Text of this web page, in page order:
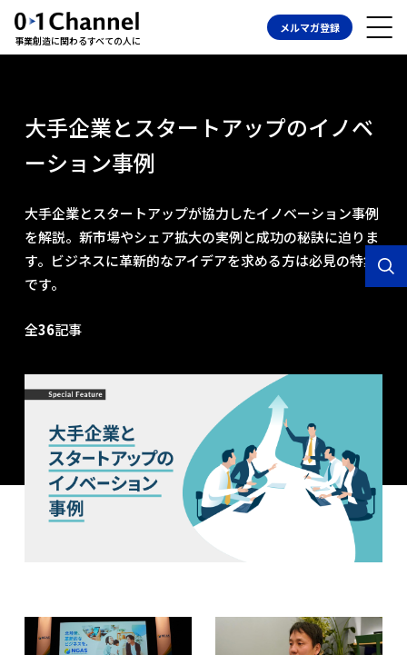
事業創造に関わるすべての人に
メルマガ登録
大手企業とスタートアップのイノベ
ーション事例
大手企業とスタートアップが協力したイノベーション事例
を解説。新市場やシェア拡大の実例と成功の秘訣に迫りま
す。ビジネスに革新的なアイデアを求める方は必見の特集
です。
全36記事